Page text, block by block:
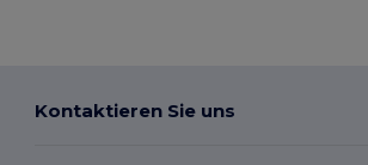
Kontaktieren Sie uns